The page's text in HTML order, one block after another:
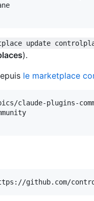
update
).
le marketplace
claude-plugins-